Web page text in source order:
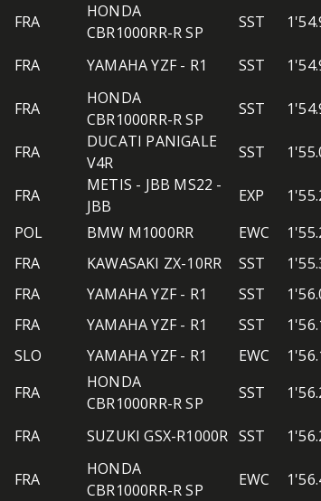
FRA
HONDA
CBR1000RR-R SP
SST
FRA YAMAHA YZF - R1 SST
FRA
HONDA
CBR1000RR-R SP
SST
FRA
DUCATI PANIGALE
V4R
SST
FRA
METIS - JBB MS22 -
JBB
EXP
POL BMW M1000RR EWC
FRA KAWASAKI ZX-10RR SST
FRA YAMAHA YZF - R1 SST
FRA YAMAHA YZF - R1 SST
SLO YAMAHA YZF - R1 EWC
FRA
HONDA
CBR1000RR-R SP
SST
FRA SUZUKI GSX-R1000R SST
FRA
HONDA
CBR1000RR-R SP
EWC